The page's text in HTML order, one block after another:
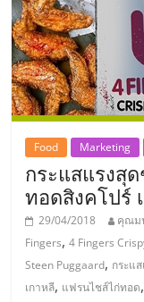
ที่
ปรึกษา
แฟ
รน
ไชส์,
รวม
Food Marketing
กระแสแรงสุ
ทอดสิงคโปร์
29/04/2018 คุณม
Fingers,4 Fingers
Steen Puggaard, กระแ
เกาหลี, แฟรนไชส์ไก่ทอด